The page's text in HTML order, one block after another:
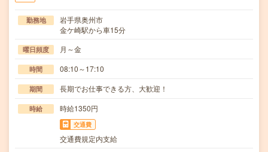
勤務地
岩手県奥州市
金ケ崎駅から車15分
曜日頻度 月～金
時間 08:10～17:10
期間 長期でお仕事できる方、大歓迎！
時給 時給1350円
交通費
交通費規定内支給